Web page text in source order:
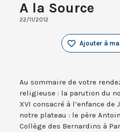
A la Source
22/11/2012
Ajouter à
Au sommaire de votre
religieuse : la parution du
XVI consacré à l’enfance
notre plateau : le père
Collège des Bernardins à